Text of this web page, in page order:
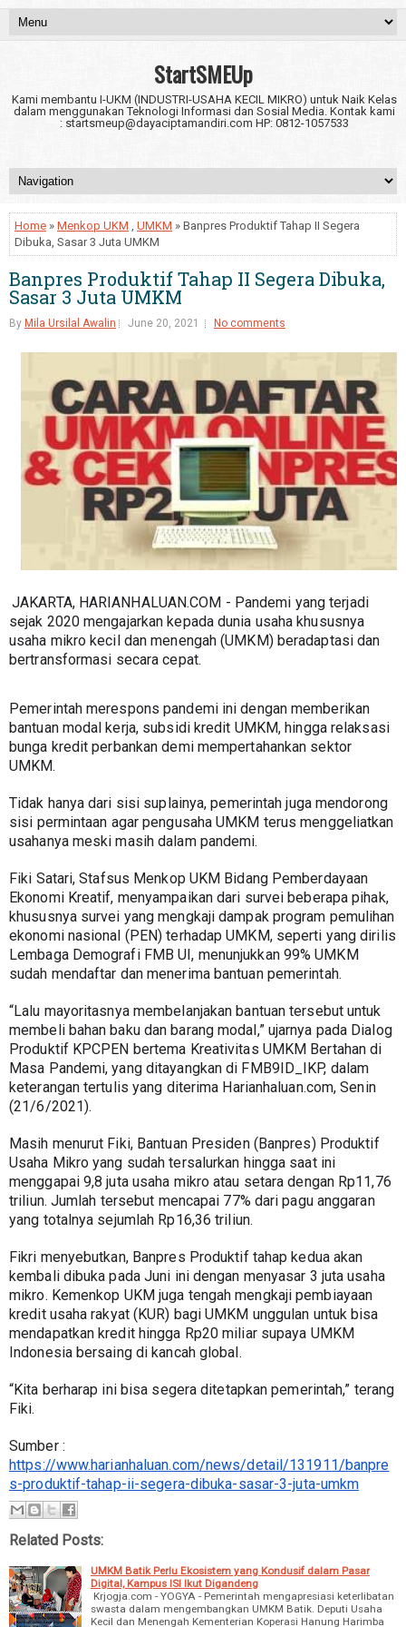
StartSMEUp
Kami membantu I-UKM (INDUSTRI-USAHA KECIL MIKRO) untuk Naik Kelas
dalam menggunakan Teknologi Informasi dan Sosial Media. Kontak kami
: startsmeup@dayaciptamandiri.com HP: 0812-1057533
Home » Menkop UKM , UMKM » Banpres Produktif Tahap II Segera
Dibuka, Sasar 3 Juta UMKM
Banpres Produktif Tahap II Segera Dibuka,
Sasar 3 Juta UMKM
By Mila Ursilal Awalin June 20, 2021 No comments
JAKARTA, HARIANHALUAN.COM - Pandemi yang terjadi
sejak 2020 mengajarkan kepada dunia usaha khususnya
usaha mikro kecil dan menengah (UMKM) beradaptasi dan
bertransformasi secara cepat.
Pemerintah merespons pandemi ini dengan memberikan
bantuan modal kerja, subsidi kredit UMKM, hingga relaksasi
bunga kredit perbankan demi mempertahankan sektor
UMKM.
Tidak hanya dari sisi suplainya, pemerintah juga mendorong
sisi permintaan agar pengusaha UMKM terus menggeliatkan
usahanya meski masih dalam pandemi.
Fiki Satari, Stafsus Menkop UKM Bidang Pemberdayaan
Ekonomi Kreatif, menyampaikan dari survei beberapa pihak,
khususnya survei yang mengkaji dampak program pemulihan
ekonomi nasional (PEN) terhadap UMKM, seperti yang dirilis
Lembaga Demografi FMB UI, menunjukkan 99% UMKM
sudah mendaftar dan menerima bantuan pemerintah.
“Lalu mayoritasnya membelanjakan bantuan tersebut untuk
membeli bahan baku dan barang modal,” ujarnya pada Dialog
Produktif KPCPEN bertema Kreativitas UMKM Bertahan di
Masa Pandemi, yang ditayangkan di FMB9ID_IKP, dalam
keterangan tertulis yang diterima Harianhaluan.com, Senin
(21/6/2021).
Masih menurut Fiki, Bantuan Presiden (Banpres) Produktif
Usaha Mikro yang sudah tersalurkan hingga saat ini
menggapai 9,8 juta usaha mikro atau setara dengan Rp11,76
triliun. Jumlah tersebut mencapai 77% dari pagu anggaran
yang totalnya sejumlah Rp16,36 triliun.
Fikri menyebutkan, Banpres Produktif tahap kedua akan
kembali dibuka pada Juni ini dengan menyasar 3 juta usaha
mikro. Kemenkop UKM juga tengah mengkaji pembiayaan
kredit usaha rakyat (KUR) bagi UMKM unggulan untuk bisa
mendapatkan kredit hingga Rp20 miliar supaya UMKM
Indonesia bersaing di kancah global.
“Kita berharap ini bisa segera ditetapkan pemerintah,” terang
Fiki.
https://www.harianhaluan.com/news/detail/131911/banpre
s-produktif-tahap-ii-segera-dibuka-sasar-3-juta-umkm
Related Posts:
UMKM Batik Perlu Ekosistem yang Kondusif dalam Pasar
Digital, Kampus ISI Ikut Digandeng
Krjogja.com - YOGYA - Pemerintah mengapresiasi keterlibatan
swasta dalam mengembangkan UMKM Batik. Deputi Usaha
Kecil dan Menengah Kementerian Koperasi Hanung Harimba